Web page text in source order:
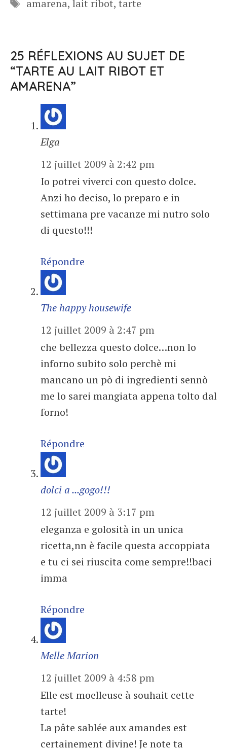
amarena, lait ribot, tarte
25 RÉFLEXIONS AU SUJET DE
“TARTE AU LAIT RIBOT ET
AMARENA”
Elga
12 juillet 2009 à 2:42 pm
Io potrei viverci con questo dolce.
Anzi ho deciso, lo preparo e in
settimana pre vacanze mi nutro solo
di questo!!!
Répondre
The happy housewife
12 juillet 2009 à 2:47 pm
che bellezza questo dolce…non lo
inforno subito solo perchè mi
mancano un pò di ingredienti sennò
me lo sarei mangiata appena tolto dal
forno!
Répondre
dolci a ...gogo!!!
12 juillet 2009 à 3:17 pm
eleganza e golosità in un unica
ricetta,nn è facile questa accoppiata
e tu ci sei riuscita come sempre!!baci
imma
Répondre
Melle Marion
12 juillet 2009 à 4:58 pm
Elle est moelleuse à souhait cette
tarte!
La pâte sablée aux amandes est
certainement divine! Je note ta